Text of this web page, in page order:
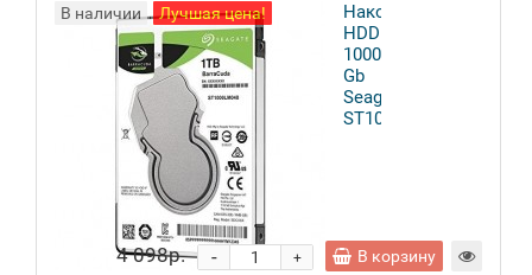
В наличии Лучшая цена!
Накопитель
HDD
1000
Gb
Seagate
ST1000LM048
4 098р. +
- В корзину